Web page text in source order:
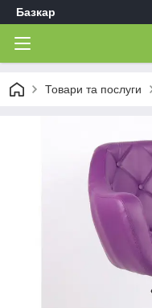
Базкар
Товари та послуги